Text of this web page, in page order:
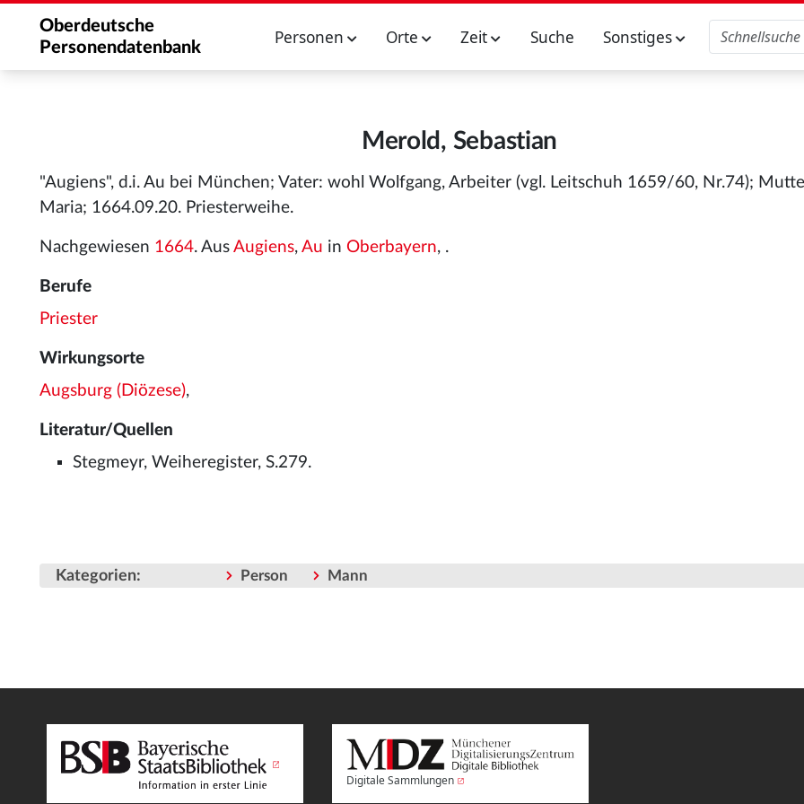
Oberdeutsche
Personendatenbank
Personen Orte Zeit Suche Sonstiges
Merold, Sebastian
"Augiens", d.i. Au bei München; Vater: wohl Wolfgang, Arbeiter (vgl. Leitschuh 1659/60, Nr.74);
Maria; 1664.09.20. Priesterweihe.
Nachgewiesen 1664. Aus Augiens, Au in Oberbayern, .
Berufe
Priester
Wirkungsorte
Augsburg (Diözese),
Literatur/Quellen
Stegmeyr, Weiheregister, S.279.
Kategorien: Person Mann
Digitale Sammlungen